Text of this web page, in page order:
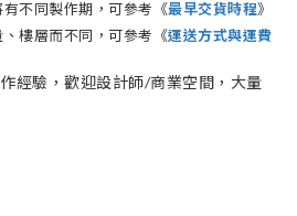
不同製作期，可參考《最早交貨時程》
樓層而不同，可參考《運送方式與運費
經驗，歡迎設計師/商業空間，大量